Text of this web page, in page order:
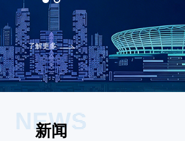
了解更多
NEWS
新闻